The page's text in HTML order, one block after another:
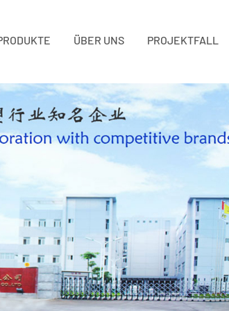
ÜBER UNS PROJEKTFALL